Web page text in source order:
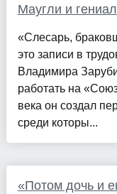
Маугли и
«Слесарь,
это записи в
Владимира
работать на
века он создал
среди которы...
«Потом дочь и